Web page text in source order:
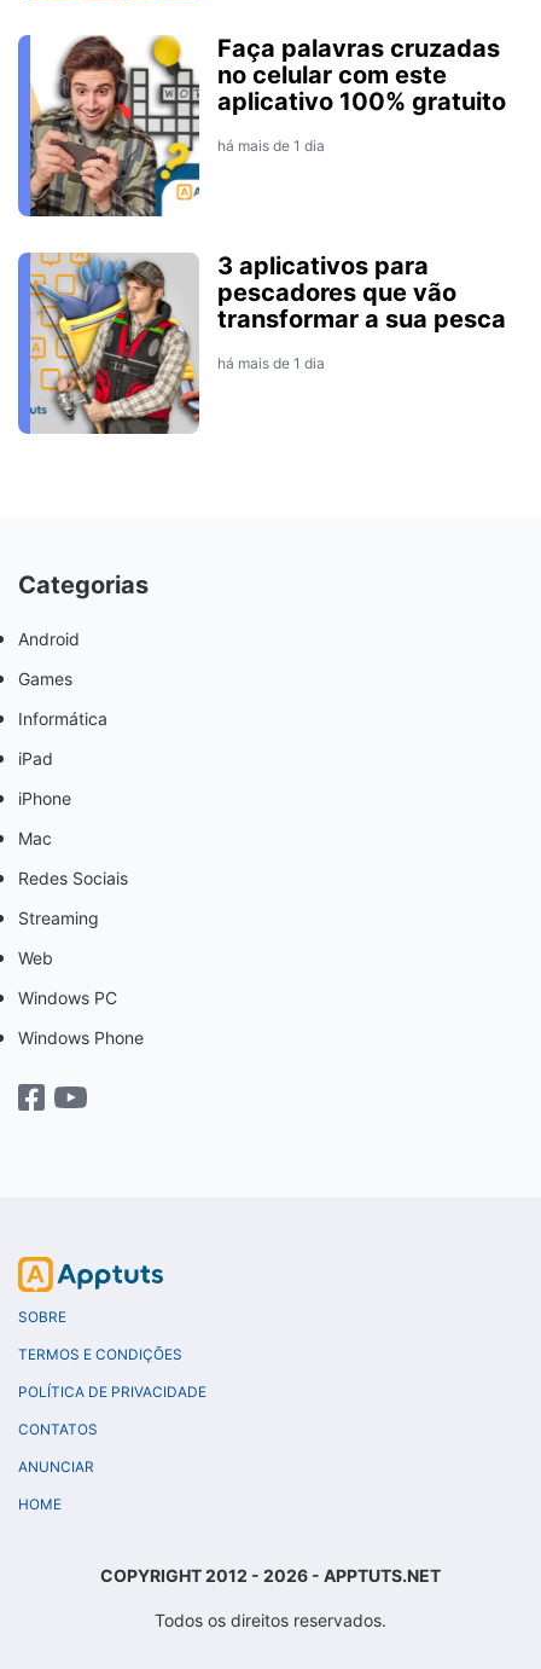
Faça palavras cruzadas
no celular com este
aplicativo 100% gratuito
há mais de 1 dia
3 aplicativos para
pescadores que vão
transformar a sua pesca
há mais de 1 dia
Categorias
Android
Games
Informática
iPad
iPhone
Mac
Redes Sociais
Streaming
Web
Windows PC
Windows Phone
SOBRE
TERMOS E CONDIÇÕES
POLÍTICA DE PRIVACIDADE
CONTATOS
ANUNCIAR
HOME
COPYRIGHT 2012 - 2026 - APPTUTS.NET
Todos os direitos reservados.